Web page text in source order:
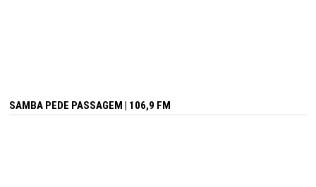
SAMBA PEDE PASSAGEM | 106,9 FM